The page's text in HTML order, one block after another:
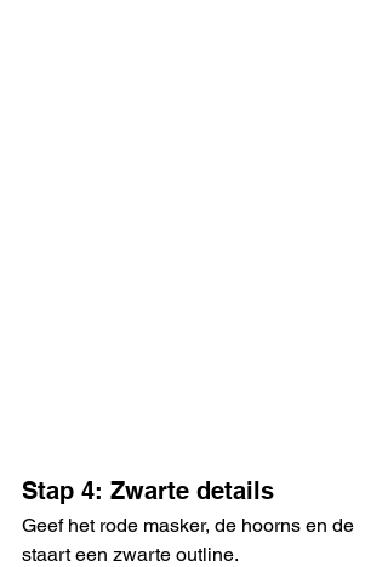
Stap 4: Zwarte details
Geef het rode masker, de hoorns en de
staart een zwarte outline.